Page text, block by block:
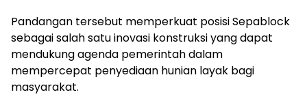
Pandangan tersebut memperkuat posisi Sepablock
sebagai salah satu inovasi konstruksi yang dapat
mendukung agenda pemerintah dalam
mempercepat penyediaan hunian layak bagi
masyarakat.